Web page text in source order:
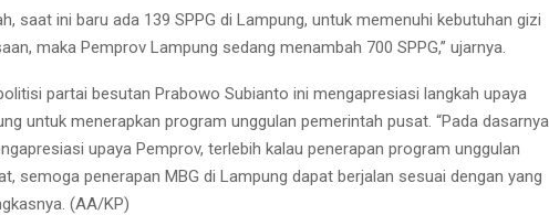
saat ini baru ada 139 SPPG di Lampung, untuk memenuhi kebutuhan gizi
maka Pemprov Lampung sedang menambah 700 SPPG,” ujarnya.
partai besutan Prabowo Subianto ini mengapresiasi langkah upaya
untuk menerapkan program unggulan pemerintah pusat. “Pada dasarnya
upaya Pemprov, terlebih kalau penerapan program unggulan
semoga penerapan MBG di Lampung dapat berjalan sesuai dengan yang
(AA/KP)